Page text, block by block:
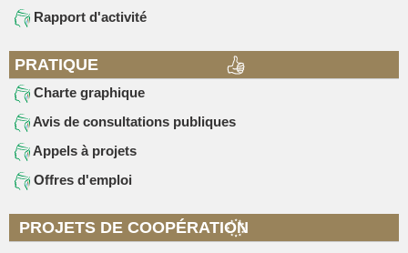
Rapport d'activité
PRATIQUE
Charte graphique
Avis de consultations publiques
Appels à projets
Offres d'emploi
PROJETS DE COOPÉRATION